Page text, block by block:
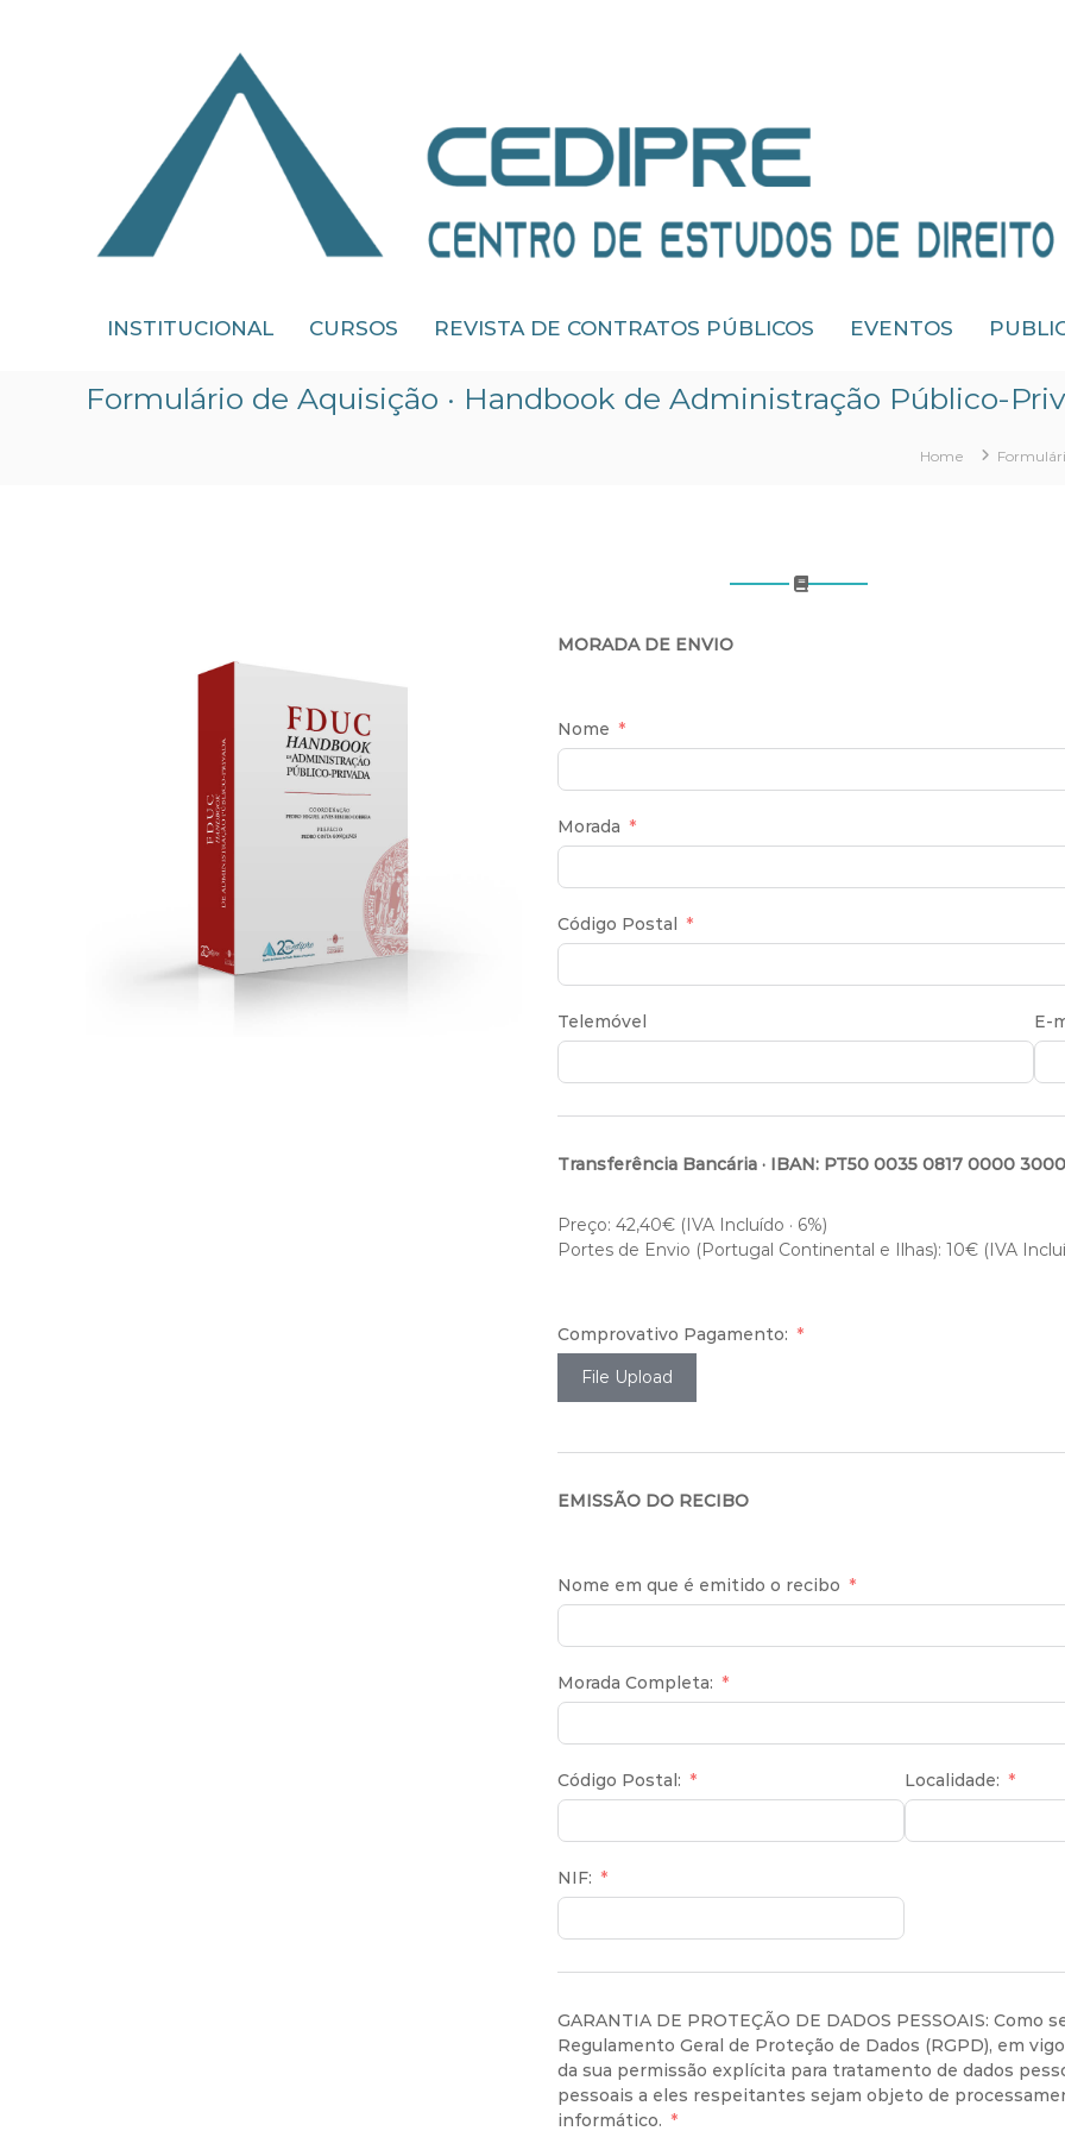
CEDIPRE
Centro
Estudos
de
INSTITUCIONAL CURSOS REVISTA DE CONTRATOS PÚBLICOS EVENTOS
Formulário de Aquisição · Handbook de Administração Público-
Home
MORADA DE ENVIO
Nome
Morada
Código Postal
Telemóvel E-
Transferência Bancária · IBAN: PT50 0035 0817 0000
Preço: 42,40€ (IVA Incluído · 6%)
Portes de Envio (Portugal Continental e Ilhas): 10€ (IVA
Comprovativo Pagamento:
File Upload
EMISSÃO DO RECIBO
Nome em que é emitido o recibo
Morada Completa:
Código Postal:
NIF:
Localidade:
GARANTIA DE PROTEÇÃO DE DADOS PESSOAIS:
Regulamento Geral de Proteção de Dados (RGPD), em
da sua permissão explícita para tratamento de dados
pessoais a eles respeitantes sejam objeto de
informático.